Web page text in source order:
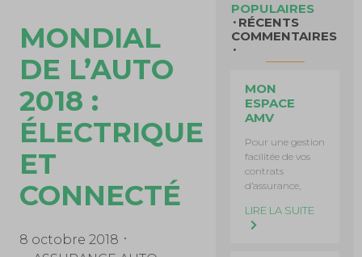
MONDIAL
DE L’AUTO
2018 :
ÉLECTRIQUE
ET
CONNECTÉ
8 octobre 2018
POPULAIRES
RÉCENTS
COMMENTAIRES
MON
ESPACE
AMV
Pour une gestion
facilitée de vos
contrats
d’assurance,
LIRE LA SUITE